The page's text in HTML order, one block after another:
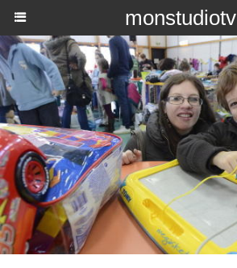
monstudiotv